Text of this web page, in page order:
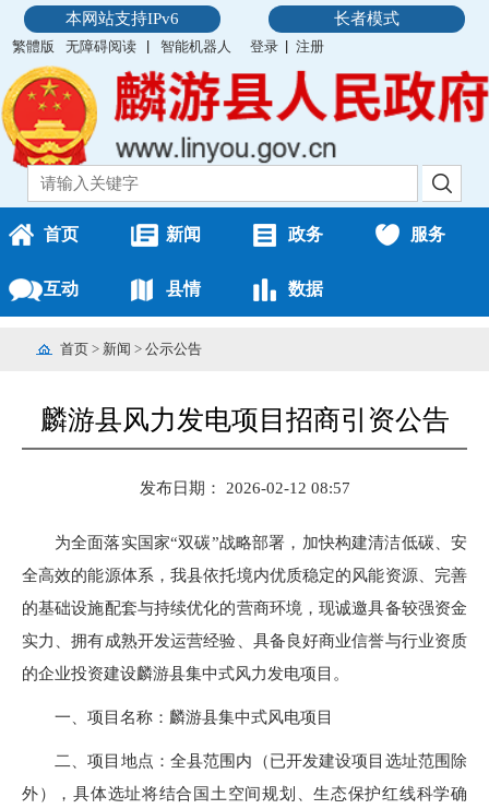
本网站支持IPv6 长者模式
繁體版 无障碍阅读 智能机器人 登录 注册
首页 新闻 政务 服务
互动 县情 数据
首页 > 新闻 > 公示公告
麟游县风力发电项目招商引资公告
发布日期： 2026-02-12 08:57
为全面落实国家“双碳”战略部署，加快构建清洁低碳、安
全高效的能源体系，我县依托境内优质稳定的风能资源、完善
的基础设施配套与持续优化的营商环境，现诚邀具备较强资金
实力、拥有成熟开发运营经验、具备良好商业信誉与行业资质
的企业投资建设麟游县集中式风力发电项目。
一、项目名称：麟游县集中式风电项目
二、项目地点：全县范围内（已开发建设项目选址范围除
外），具体选址将结合国土空间规划、生态保护红线科学确